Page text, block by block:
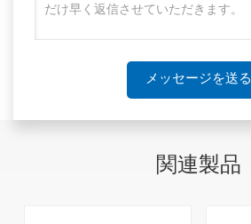
メッセージを送る
関連製品